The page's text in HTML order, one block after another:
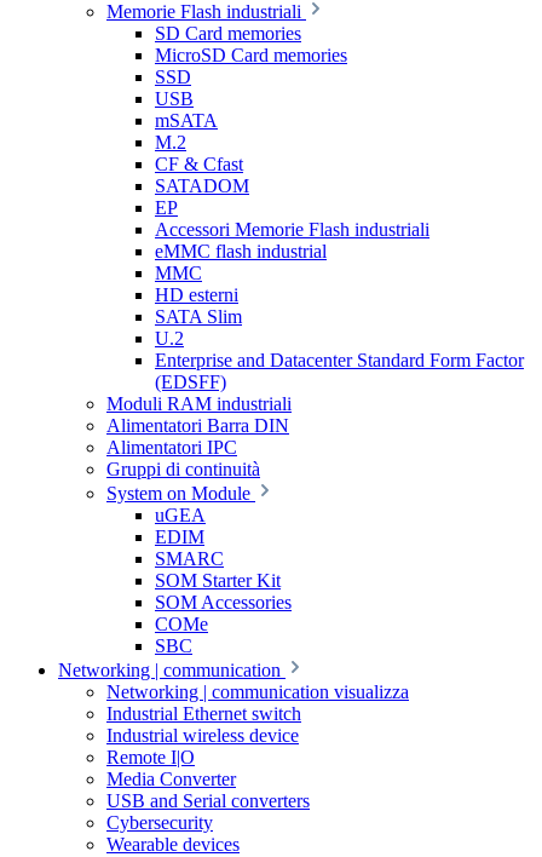
Memorie Flash industriali
SD Card memories
MicroSD Card memories
SSD
USB
mSATA
M.2
CF & Cfast
SATADOM
EP
Accessori Memorie Flash industriali
eMMC flash industrial
MMC
HD esterni
SATA Slim
U.2
Enterprise and Datacenter Standard Form Factor
(EDSFF)
Moduli RAM industriali
Alimentatori Barra DIN
Alimentatori IPC
Gruppi di continuità
System on Module
uGEA
EDIM
SMARC
SOM Starter Kit
SOM Accessories
COMe
SBC
Networking | communication
Networking | communication visualizza
Industrial Ethernet switch
Industrial wireless device
Remote I|O
Media Converter
USB and Serial converters
Cybersecurity
Wearable devices